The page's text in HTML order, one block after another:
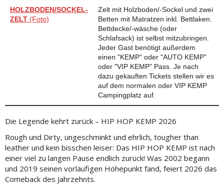
HOLZBODEN/SOCKEL-
ZELT (Foto)
Zelt mit Holzboden/-Sockel und zwei
Betten mit Matratzen inkl. Bettlaken.
Bettdecke/-wäsche (oder
Schlafsack) ist selbst mitzubringen.
Jeder Gast benötigt außerdem
einen "KEMP“ oder "AUTO KEMP"
oder "VIP KEMP" Pass. Je nach
dazu gekauften Tickets stellen wir es
auf dem normalen oder VIP KEMP
Campingplatz auf.
Die Legende kehrt zurück – HIP HOP KEMP 2026
Rough und Dirty, ungeschminkt und ehrlich, tougher than
leather und kein bisschen leiser: Das HIP HOP KEMP ist nach
einer viel zu langen Pause endlich zurück! Was 2002 begann
und 2019 seinen vorläufigen Höhepunkt fand, feiert 2026 das
Comeback des Jahrzehnts.